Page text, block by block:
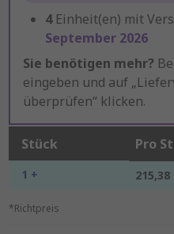
4 Einheit(en) mit
September 2026
Sie benötigen mehr?
eingeben und auf
überprüfen“ klicken.
Stück Pro
1 + 215,38
*Richtpreis